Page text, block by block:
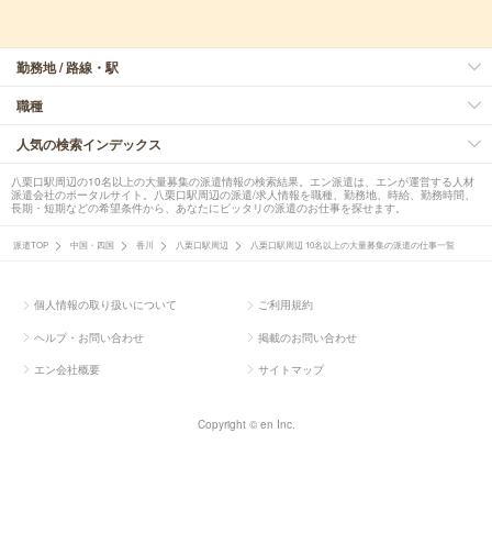
勤務地 / 路線・駅
職種
人気の検索インデックス
八栗口駅周辺の10名以上の大量募集の派遣情報の検索結果。エン派遣は、エンが運営する人材
派遣会社のポータルサイト。八栗口駅周辺の派遣/求人情報を職種、勤務地、時給、勤務時間、
長期・短期などの希望条件から、あなたにピッタリの派遣のお仕事を探せます。
派遣TOP 中国・四国 香川 八栗口駅周辺 八栗口駅周辺 10名以上の大量募集の派遣の仕事一覧
個人情報の取り扱いについて ご利用規約
ヘルプ・お問い合わせ 掲載のお問い合わせ
エン会社概要 サイトマップ
Copyright © en Inc.